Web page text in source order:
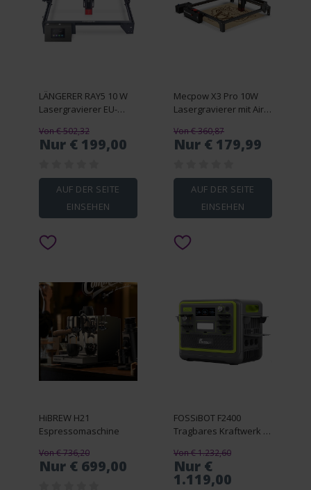
LÄNGERER RAY5 10 W
Lasergravierer EU-
Von € 502,32
Nur € 199,00
AUF DER SEITE
EINSEHEN
Mecpow X3 Pro 10W
Lasergravierer mit Air
Von € 360,87
Nur € 179,99
AUF DER SEITE
EINSEHEN
HiBREW H21
Espressomaschine
Von € 736,20
Nur € 699,00
FOSSiBOT F2400
Tragbares Kraftwerk 2
Von € 1.232,60
Nur €
1.119,00